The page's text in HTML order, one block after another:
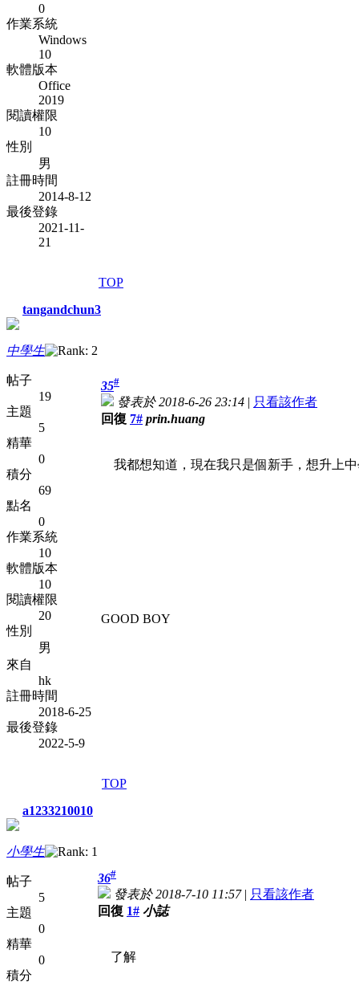
0
作業系統
Windows
10
軟體版本
Office
2019
閱讀權限
10
性別
男
註冊時間
2014-8-12
最後登錄
2021-11-
21
TOP
tangandchun3
中學生
帖子
19
主題
5
精華
0
積分
69
點名
0
作業系統
10
軟體版本
10
閱讀權限
20
性別
男
來自
hk
註冊時間
2018-6-25
最後登錄
2022-5-9
35#
發表於 2018-6-26 23:14 | 只看該作者
回復 7# prin.huang
我都想知道，現在我只是個新手，想
GOOD BOY
TOP
a1233210010
小學生
帖子
5
主題
0
精華
0
積分
36#
發表於 2018-7-10 11:57| 只看該作者
回復 1# 小誌
了解